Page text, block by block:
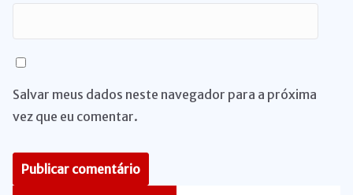
Salvar meus dados neste navegador para a próxima
vez que eu comentar.